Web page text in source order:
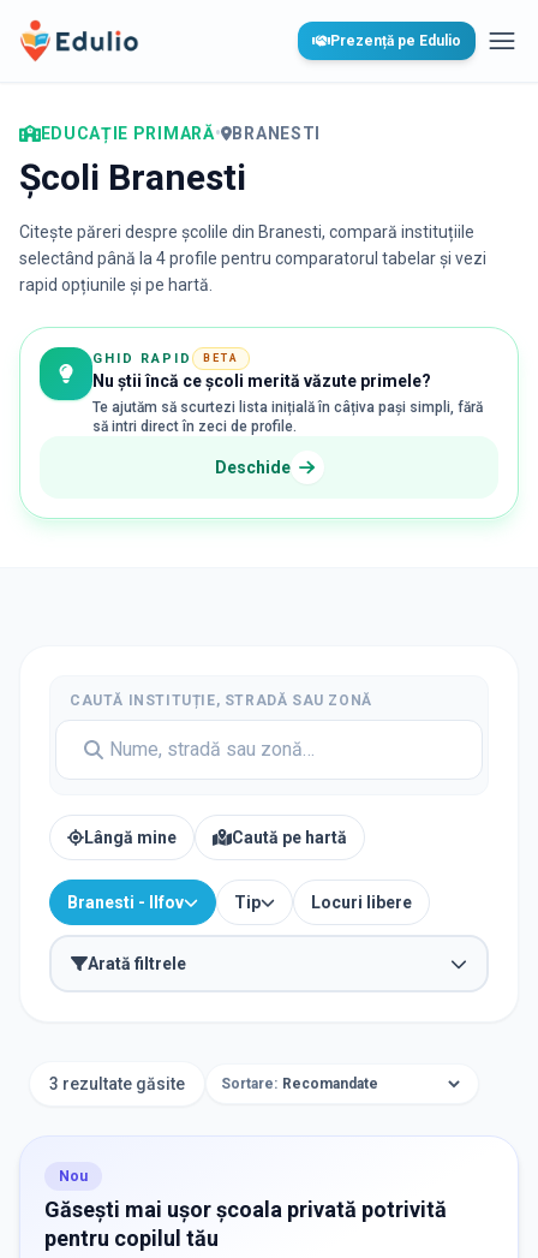
Edulio Prezență pe Edulio
EDUCAȚIE PRIMARĂ• BRANESTI
Școli Branesti
Citește păreri despre școlile din Branesti, compară instituțiile
selectând până la 4 profile pentru comparatorul tabelar și vezi
rapid opțiunile și pe hartă.
GHID RAPID BETA
Nu știi încă ce școli merită văzute primele?
Te ajutăm să scurtezi lista inițială în câțiva pași simpli, fără
să intri direct în zeci de profile.
Deschide
CAUTĂ INSTITUȚIE, STRADĂ SAU ZONĂ
Lângă mine Caută pe hartă
Branesti - Ilfov Tip Locuri libere
Arată filtrele
3 rezultate găsite Sortare:
Nou
Găsești mai ușor școala privată potrivită
pentru copilul tău